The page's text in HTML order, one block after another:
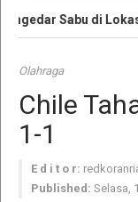
Sabu di
Olahraga
Chile
1-1
E d i t o r:
Published: Selasa,